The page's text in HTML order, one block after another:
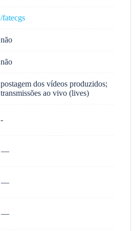
/fatecgs
não
não
postagem dos vídeos produzidos;
transmissões ao vivo (lives)
-
—
—
—